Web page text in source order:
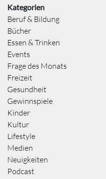
Kategorien
Beruf & Bildung
Bücher
Essen & Trinken
Events
Frage des Monats
Freizeit
Gesundheit
Gewinnspiele
Kinder
Kultur
Lifestyle
Medien
Neuigkeiten
Podcast